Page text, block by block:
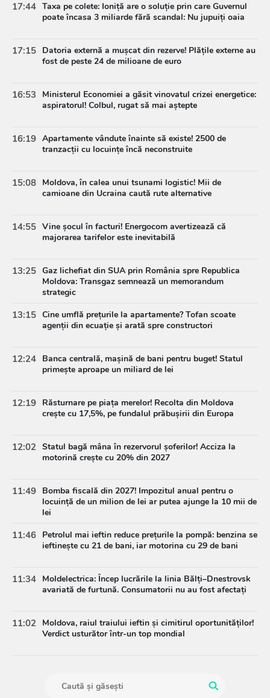
17:44 Taxa pe colete: Ioniță are o soluție prin care Guvernul
poate încasa 3 miliarde fără scandal: Nu jupuiți oaia
17:15 Datoria externă a mușcat din rezerve! Plățile externe au
fost de peste 24 de milioane de euro
16:53
Ministerul Economiei a găsit vinovatul crizei energetice:
aspiratorul! Colbul, rugat să mai aștepte
16:19 Apartamente vândute înainte să existe! 2500 de
tranzacții cu locuințe încă neconstruite
15:08 Moldova, în calea unui tsunami logistic! Mii de
camioane din Ucraina caută rute alternative
14:55 Vine șocul în facturi! Energocom avertizează că
majorarea tarifelor este inevitabilă
13:25 Gaz lichefiat din SUA prin România spre Republica
Moldova: Transgaz semnează un memorandum
strategic
13:15 Cine umflă prețurile la apartamente? Tofan scoate
agenții din ecuație și arată spre constructori
12:24 Banca centrală, mașină de bani pentru buget! Statul
primește aproape un miliard de lei
12:19 Răsturnare pe piața merelor! Recolta din Moldova
crește cu 17,5%, pe fundalul prăbușirii din Europa
12:02 Statul bagă mâna în rezervorul șoferilor! Acciza la
motorină crește cu 20% din 2027
11:49 Bomba fiscală din 2027! Impozitul anual pentru o
locuință de un milion de lei ar putea ajunge la 10 mii de
lei
11:46 Petrolul mai ieftin reduce prețurile la pompă: benzina se
ieftinește cu 21 de bani, iar motorina cu 29 de bani
11:34 Moldelectrica: Încep lucrările la linia Bălți–Dnestrovsk
avariată de furtună. Consumatorii nu au fost afectați
11:02 Moldova, raiul traiului ieftin și cimitirul oportunităților!
Verdict usturător într-un top mondial